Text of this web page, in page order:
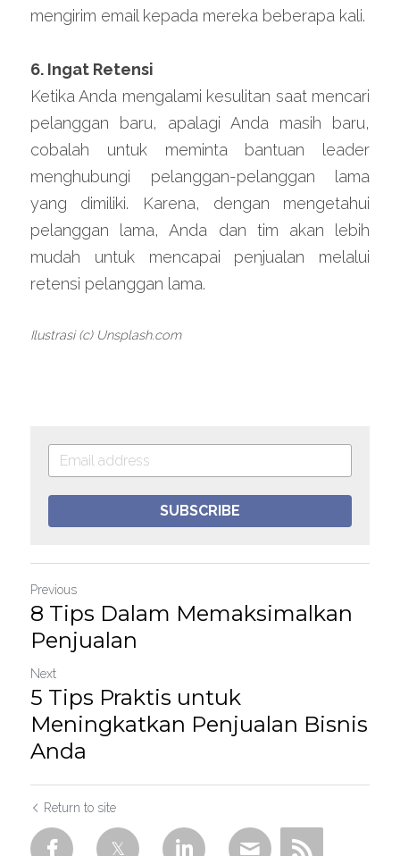
mengirim email kepada mereka beberapa kali.
6. Ingat Retensi
Ketika Anda mengalami kesulitan saat mencari
pelanggan baru, apalagi Anda masih baru,
cobalah untuk meminta bantuan leader
menghubungi pelanggan-pelanggan lama
yang dimiliki. Karena, dengan mengetahui
pelanggan lama, Anda dan tim akan lebih
mudah untuk mencapai penjualan melalui
retensi pelanggan lama.
Ilustrasi (c) Unsplash.com
SUBSCRIBE
Previous
8 Tips Dalam Memaksimalkan
Penjualan
Next
5 Tips Praktis untuk
Meningkatkan Penjualan Bisnis
Anda
Return to site